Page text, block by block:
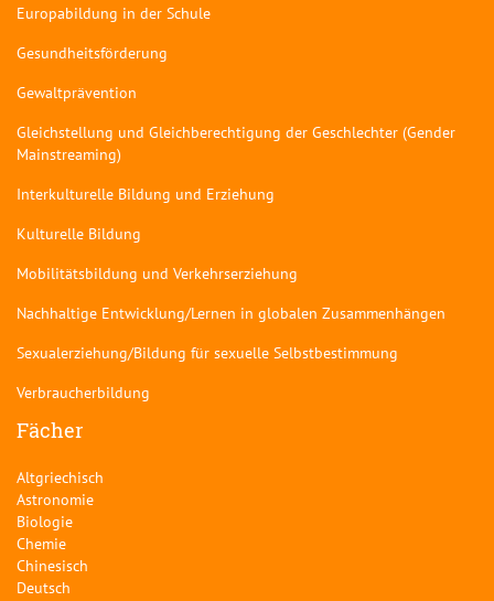
Europabildung in der Schule
Gesundheitsförderung
Gewaltprävention
Gleichstellung und Gleichberechtigung der Geschlechter (Gender
Mainstreaming)
Interkulturelle Bildung und Erziehung
Kulturelle Bildung
Mobilitätsbildung und Verkehrserziehung
Nachhaltige Entwicklung/Lernen in globalen Zusammenhängen
Sexualerziehung/Bildung für sexuelle Selbstbestimmung
Verbraucherbildung
Fächer
Altgriechisch
Astronomie
Biologie
Chemie
Chinesisch
Deutsch